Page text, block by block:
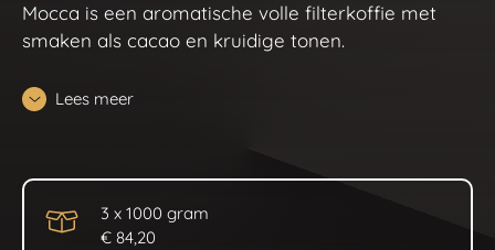
Mocca is een aromatische volle filterkoffie met
smaken als cacao en kruidige tonen.
Lees meer
3 x 1000 gram
€ 84,20